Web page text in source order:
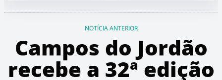
NOTÍCIA ANTERIOR
Campos do Jordão
recebe a 32ª edição